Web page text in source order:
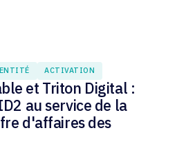
ACTIVATION
et Triton Digital :
au service de la
d'affaires des